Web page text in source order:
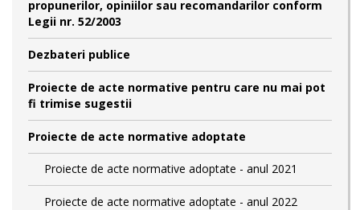
propunerilor, opiniilor sau recomandarilor conform
Legii nr. 52/2003
Dezbateri publice
Proiecte de acte normative pentru care nu mai pot
fi trimise sugestii
Proiecte de acte normative adoptate
Proiecte de acte normative adoptate - anul 2021
Proiecte de acte normative adoptate - anul 2022